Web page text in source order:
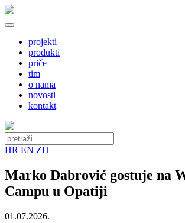
projekti
produkti
priče
tim
o nama
novosti
kontakt
HR EN ZH
Marko Dabrović gostuje na
Campu u Opatiji
01.07.2026.